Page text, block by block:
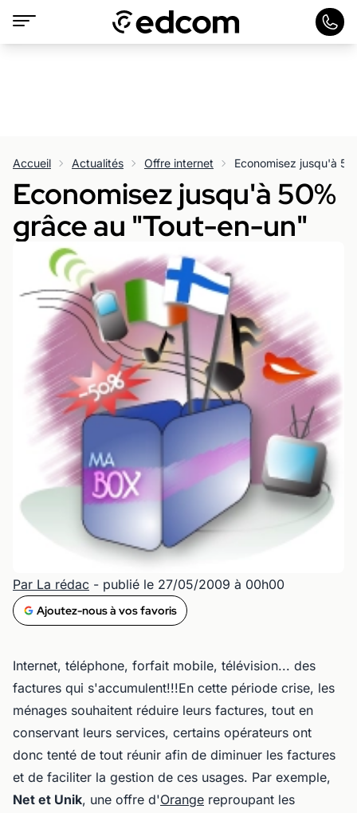
Accueil Actualités Offre internet Economisez jusqu'à
Economisez jusqu'à 50%
grâce au "Tout-en-un"
Par La rédac - publié le 27/05/2009 à 00h00
Ajoutez-nous à vos favoris
Internet, téléphone, forfait mobile, télévision... des
factures qui s'accumulent!!!En cette période crise, les
ménages souhaitent réduire leurs factures, tout en
conservant leurs services, certains opérateurs ont
donc tenté de tout réunir afin de diminuer les factures
et de faciliter la gestion de ces usages. Par exemple,
Net et Unik, une offre d'Orange reproupant les